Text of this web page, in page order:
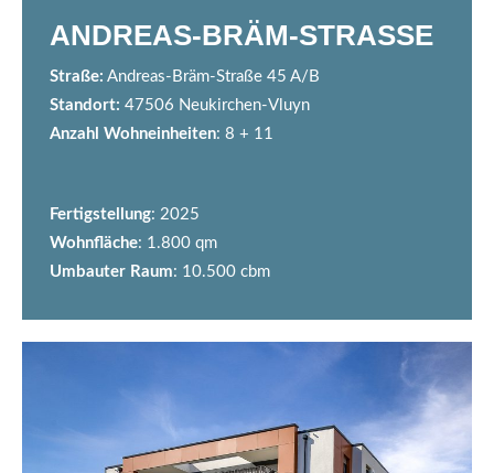
ANDREAS-BRÄM-STRASSE
Straße: Andreas-Bräm-Straße 45 A/B
Standort: 47506 Neukirchen-Vluyn
Anzahl Wohneinheiten: 8 + 11
Fertigstellung: 2025
Wohnfläche: 1.800 qm
Umbauter Raum: 10.500 cbm